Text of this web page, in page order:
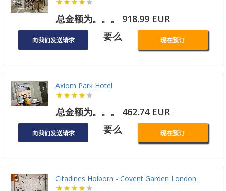
总金额为。。。 918.99 EUR
向我们发送请求 要么 现在预订
Axiom Park Hotel
总金额为。。。 462.74 EUR
向我们发送请求 要么 现在预订
Citadines Holborn - Covent Garden London